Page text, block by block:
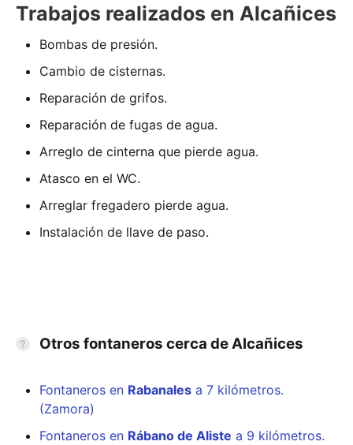
Trabajos realizados en Alcañices
Bombas de presión.
Cambio de cisternas.
Reparación de grifos.
Reparación de fugas de agua.
Arreglo de cinterna que pierde agua.
Atasco en el WC.
Arreglar fregadero pierde agua.
Instalación de llave de paso.
Otros fontaneros cerca de Alcañices
Fontaneros en Rabanales a 7 kilómetros.
(Zamora)
Fontaneros en Rábano de Aliste a 9 kilómetros.